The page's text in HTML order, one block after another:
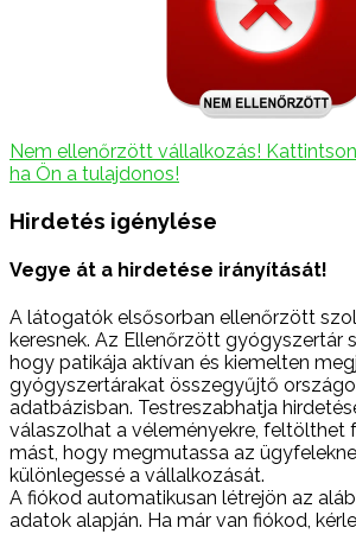
Nem ellenőrzött vállalkozás!
ha Ön a tulajdonos!
Hirdetés igénylése
Vegye át a hirdetése irányítását!
A látogatók elsősorban ellenőrzött
keresnek. Az Ellenőrzött gyógyszertár
hogy patikája aktívan és kiemelten
gyógyszertárakat összegyűjtő
adatbázisban. Testreszabhatja
válaszolhat a véleményekre, feltölthet
mást, hogy megmutassa az
különlegessé a vállalkozását.
A fiókod automatikusan létrejön az
adatok alapján. Ha már van fiókod,